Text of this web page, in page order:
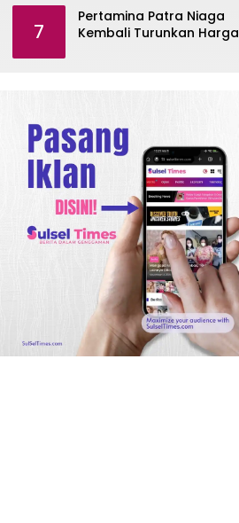
7
Pertamina Patra Niaga
Kembali Turunkan Harga